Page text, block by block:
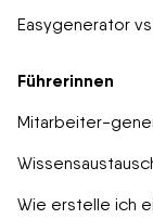
Easygenerator
Führerinnen
Mitarbeiter-
Wie erstelle ich